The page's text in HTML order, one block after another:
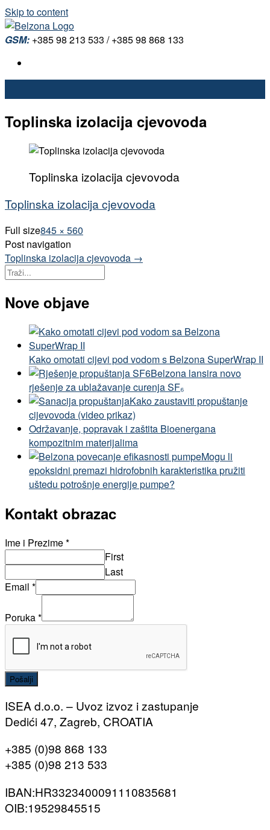
Skip to content
GSM: +385 98 213 533 / +385 98 868 133
Toplinska izolacija cjevovoda
Toplinska izolacija cjevovoda
Toplinska izolacija cjevovoda
Full size845 × 560
Post navigation
Toplinska izolacija cjevovoda →
Nove objave
Kako omotati cijevi pod vodom s Belzona SuperWrap II
Belzona lansira novo
rješenje za ublažavanje curenja SF₆
Kako zaustaviti propuštanje
cijevovoda (video prikaz)
Održavanje, popravak i zaštita Bioenergana
kompozitnim materijalima
Mogu li
epoksidni premazi hidrofobnih karakteristika pružiti
uštedu potrošnje energije pumpe?
Kontakt obrazac
Ime i Prezime*
First
Last
Email *
Poruka*
Pošalji
ISEA d.o.o. – Uvoz izvoz i zastupanje
Dedići 47, Zagreb, CROATIA
+385 (0)98 868 133
+385 (0)98 213 533
IBAN:HR3323400091110835681
OIB:19529845515